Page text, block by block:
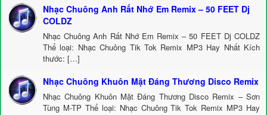
Nhạc Chuông Anh Rất Nhớ Em Remix – 50 FEET Dj
COLDZ
Nhạc Chuông Anh Rất Nhớ Em Remix – 50 FEET Dj COLDZ
Thể loại: Nhạc Chuông Tik Tok Remix MP3 Hay Nhất Kích
thước: […]
Nhạc Chuông Khuôn Mặt Đáng Thương Disco Remix
Nhạc Chuông Khuôn Mặt Đáng Thương Disco Remix – Sơn
Tùng M-TP Thể loại: Nhạc Chuông Tik Tok Remix MP3 Hay